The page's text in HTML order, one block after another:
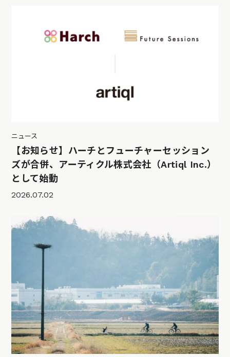
ニュース
【お知らせ】ハーチとフューチャーセッション
ズが合併、アーティクル株式会社（Artiql Inc.）
として始動
2026.07.02